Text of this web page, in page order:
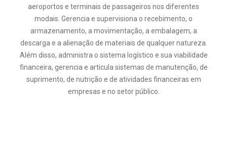
aeroportos e terminais de passageiros nos diferentes
modais. Gerencia e supervisiona o recebimento, o
armazenamento, a movimentação, a embalagem, a
descarga e a alienação de materiais de qualquer natureza.
Além disso, administra o sistema logístico e sua viabilidade
financeira, gerencia e articula sistemas de manutenção, de
suprimento, de nutrição e de atividades financeiras em
empresas e no setor público.